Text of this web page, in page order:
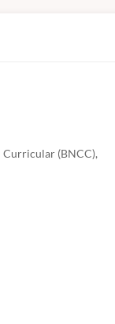
Curricular (BNCC),